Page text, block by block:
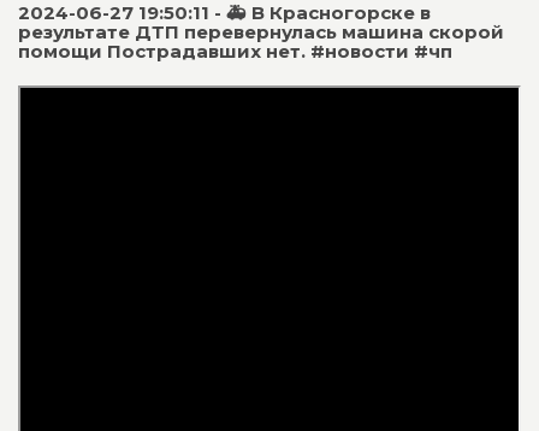
2024-06-27 19:50:11 - 🚑 В Красногорске в
результате ДТП перевернулась машина скорой
помощи Пострадавших нет. #новости #чп